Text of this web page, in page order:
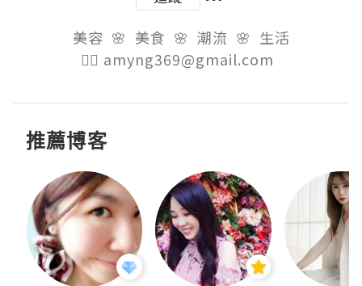
美容  🌸  美食  🌸  潮流  🌸  生活
👉🏻 amyng369@gmail.com
推薦博客